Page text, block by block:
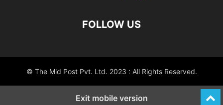
FOLLOW US
© The Mid Post Pvt. Ltd. 2023 : All Rights Reserved.
Exit mobile version